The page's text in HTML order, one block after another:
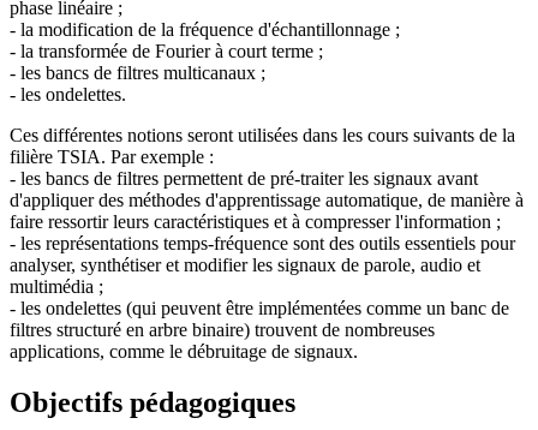
phase linéaire ;
- la modification de la fréquence d'échantillonnage ;
- la transformée de Fourier à court terme ;
- les bancs de filtres multicanaux ;
- les ondelettes.
Ces différentes notions seront utilisées dans les cours suivants de la
filière TSIA. Par exemple :
- les bancs de filtres permettent de pré-traiter les signaux avant
d'appliquer des méthodes d'apprentissage automatique, de manière à
faire ressortir leurs caractéristiques et à compresser l'information ;
- les représentations temps-fréquence sont des outils essentiels pour
analyser, synthétiser et modifier les signaux de parole, audio et
multimédia ;
- les ondelettes (qui peuvent être implémentées comme un banc de
filtres structuré en arbre binaire) trouvent de nombreuses
applications, comme le débruitage de signaux.
Objectifs pédagogiques